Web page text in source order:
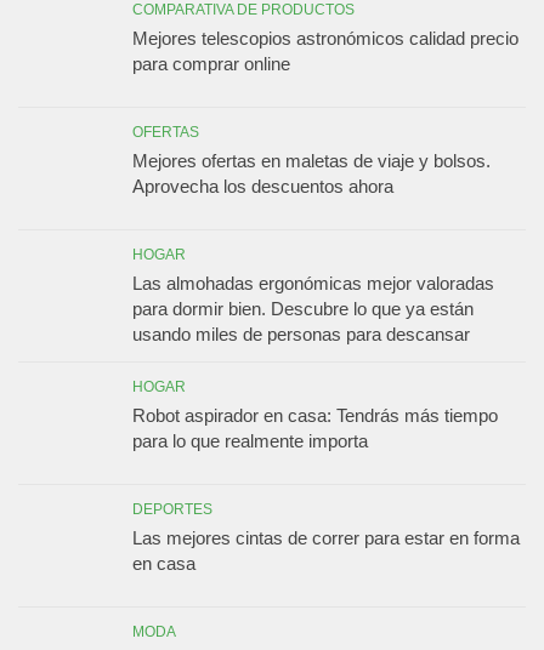
COMPARATIVA DE PRODUCTOS
Mejores telescopios astronómicos calidad precio
para comprar online
OFERTAS
Mejores ofertas en maletas de viaje y bolsos.
Aprovecha los descuentos ahora
HOGAR
Las almohadas ergonómicas mejor valoradas
para dormir bien. Descubre lo que ya están
usando miles de personas para descansar
HOGAR
Robot aspirador en casa: Tendrás más tiempo
para lo que realmente importa
DEPORTES
Las mejores cintas de correr para estar en forma
en casa
MODA